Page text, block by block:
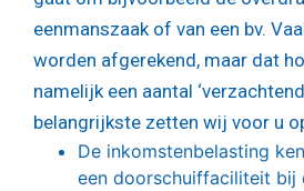
eenmanszaak of van een bv.
worden afgerekend, maar dat
namelijk een aantal
belangrijkste zetten wij voor u
De inkomstenbelasting
een doorschuiffaciliteit bij